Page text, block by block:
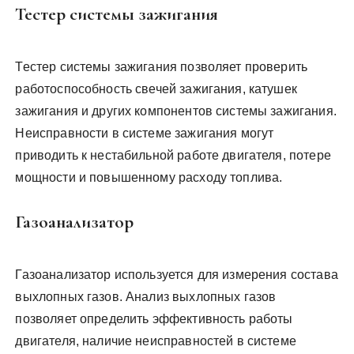
Тестер системы зажигания
Тестер системы зажигания позволяет проверить
работоспособность свечей зажигания, катушек
зажигания и других компонентов системы зажигания.
Неисправности в системе зажигания могут
приводить к нестабильной работе двигателя, потере
мощности и повышенному расходу топлива.
Газоанализатор
Газоанализатор используется для измерения состава
выхлопных газов. Анализ выхлопных газов
позволяет определить эффективность работы
двигателя, наличие неисправностей в системе